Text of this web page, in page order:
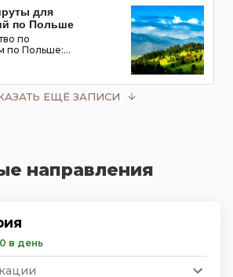
для
по Польше
по
по Польше:
замки, горы и
водителей
ЕЩЁ ЗАПИСИ
направления
в день